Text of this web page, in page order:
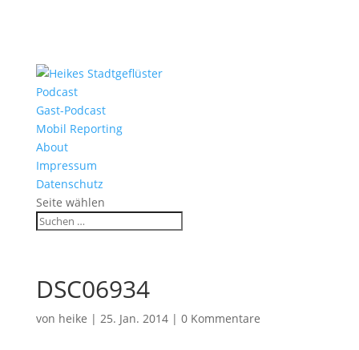
Podcast
Gast-Podcast
Mobil Reporting
About
Impressum
Datenschutz
Seite wählen
DSC06934
von heike | 25. Jan. 2014| 0 Kommentare